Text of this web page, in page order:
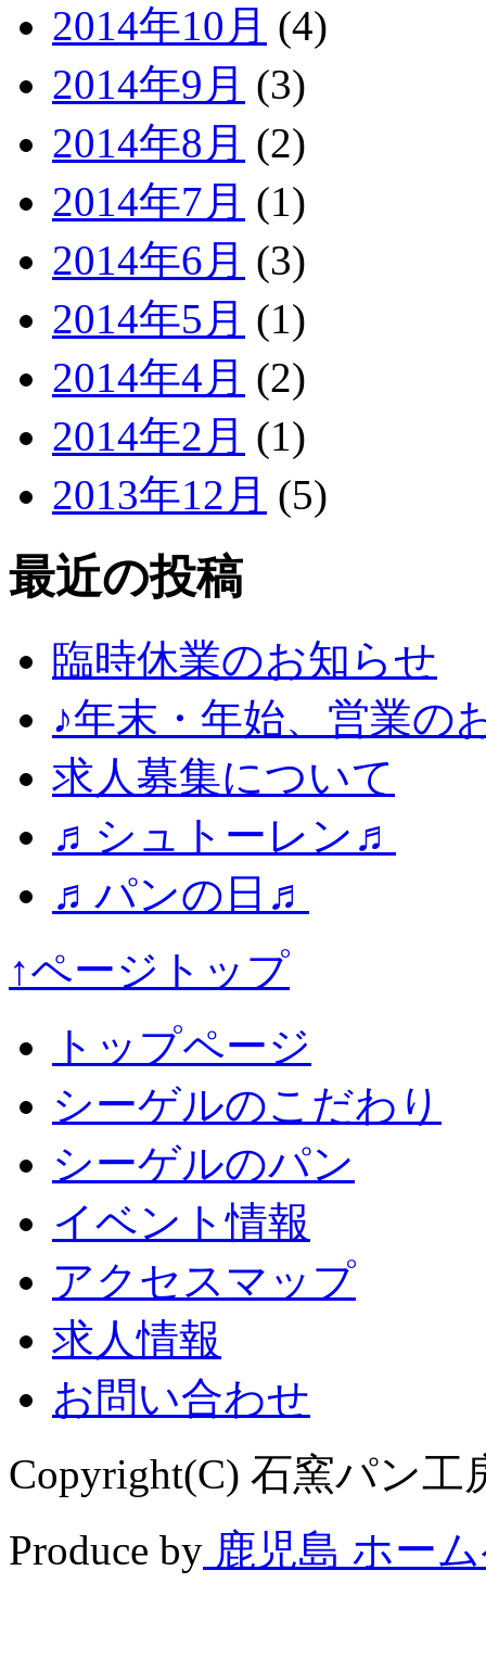
2014年10月 (4)
2014年9月 (3)
2014年8月 (2)
2014年7月 (1)
2014年6月 (3)
2014年5月 (1)
2014年4月 (2)
2014年2月 (1)
2013年12月 (5)
最近の投稿
臨時休業のお知らせ
♪年末・年始、営業の
求人募集について
♬シュトーレン♬
♬パンの日♬
↑ページトップ
トップページ
シーゲルのこだわり
シーゲルのパン
イベント情報
アクセスマップ
求人情報
お問い合わせ
Copyright(C) 石窯パン工
Produce by 鹿児島 ホー